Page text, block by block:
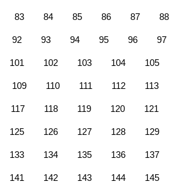
83 84 85 86 87 88
92 93 94 95 96 97
101 102 103 104 105
109 110 111 112 113
117 118 119 120 121
125 126 127 128 129
133 134 135 136 137
141 142 143 144 145